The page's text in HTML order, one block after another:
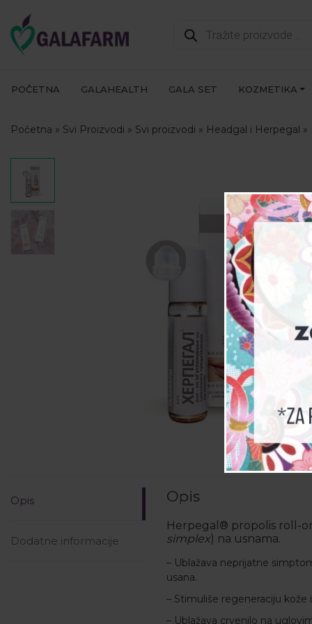
search
POČETNA GALAHEALTH GALA SET KOZMETIKA
Početna » Svi Proizvodi » Svi proizvodi » Headgal i Herpegal »
Opis
Dodatne informacije
Opis
Herpegal® propolis roll-
simplex) na usnama.
– Ublažava neprijatne
usana.
– Stimuliše regeneraciju kože
– Ublažava crvenilo na